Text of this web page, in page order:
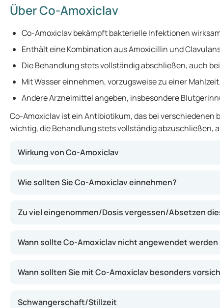
Über Co-Amoxiclav
Co-Amoxiclav bekämpft bakterielle Infektionen
Enthält eine Kombination aus Amoxicillin und
Die Behandlung stets vollständig abschließen, auch
Mit Wasser einnehmen, vorzugsweise zu einer
Andere Arzneimittel angeben, insbesondere
Co-Amoxiclav ist ein Antibiotikum, das bei
wichtig, die Behandlung stets vollständig abzuschließen,
Wirkung von Co-Amoxiclav
Wie sollten Sie Co-Amoxiclav einnehmen?
Zu viel eingenommen/Dosis vergessen/Absetzen
Wann sollte Co-Amoxiclav nicht angewendet werden
Wann sollten Sie mit Co-Amoxiclav besonders
Schwangerschaft/Stillzeit